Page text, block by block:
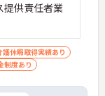
供責任者業
護休暇取得実績あり
制度あり